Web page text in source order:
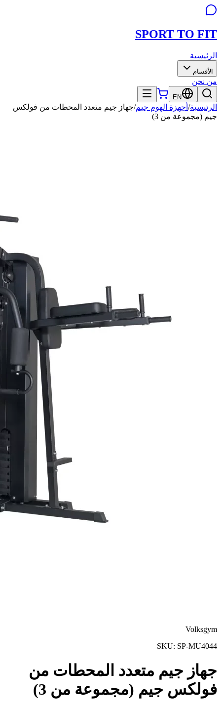
SPORT TO FIT
الرئيسية
الأقسام
من نحن
EN
الرئيسية/ أجهزة الهوم جيم/جهاز جيم متعدد المحطات من فولكس
جيم (مجموعة من 3)
Volksgym
SKU: SP-MU4044
جهاز جيم متعدد المحطات من
فولكس جيم (مجموعة من 3)